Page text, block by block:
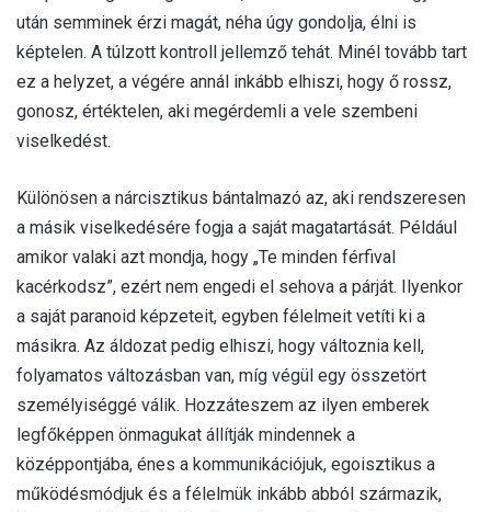
után semminek érzi magát, néha úgy gondolja, élni is
képtelen. A túlzott kontroll jellemző tehát. Minél tovább tart
ez a helyzet, a végére annál inkább elhiszi, hogy ő rossz,
gonosz, értéktelen, aki megérdemli a vele szembeni
viselkedést.
Különösen a nárcisztikus bántalmazó az, aki rendszeresen
a másik viselkedésére fogja a saját magatartását. Például
amikor valaki azt mondja, hogy „Te minden férfival
kacérkodsz”, ezért nem engedi el sehova a párját. Ilyenkor
a saját paranoid képzeteit, egyben félelmeit vetíti ki a
másikra. Az áldozat pedig elhiszi, hogy változnia kell,
folyamatos változásban van, míg végül egy összetört
személyiséggé válik. Hozzáteszem az ilyen emberek
legfőképpen önmagukat állítják mindennek a
középpontjába, énes a kommunikációjuk, egoisztikus a
működésmódjuk és a félelmük inkább abból származik,